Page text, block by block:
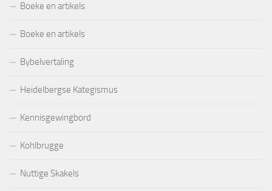
Boeke en artikels
Boeke en artikels
Bybelvertaling
Heidelbergse Kategismus
Kennisgewingbord
Kohlbrugge
Nuttige Skakels